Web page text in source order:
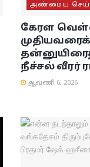
அண்மைய
கேரள
நீச்சல் வீரர்
ஆவணி 6, 2026